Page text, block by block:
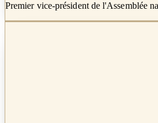
Premier vice-président de l'Assemblée